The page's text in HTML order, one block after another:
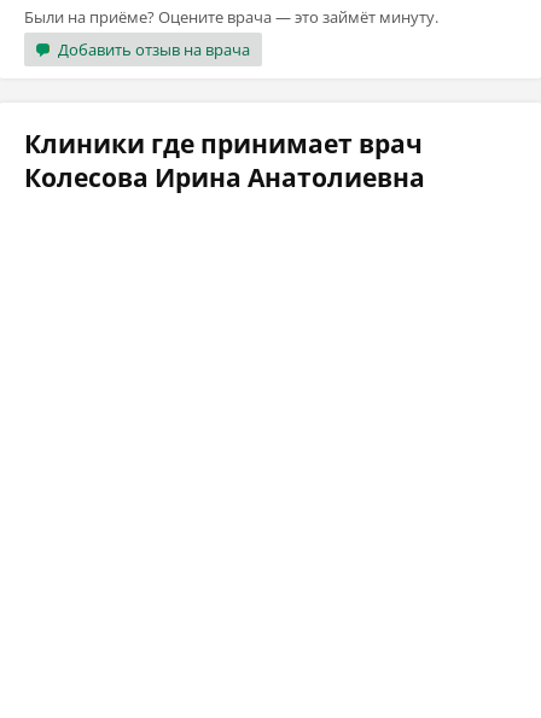
Были на приёме? Оцените врача — это займёт минуту.
Добавить отзыв на врача
Клиники где принимает врач
Колесова Ирина Анатолиевна